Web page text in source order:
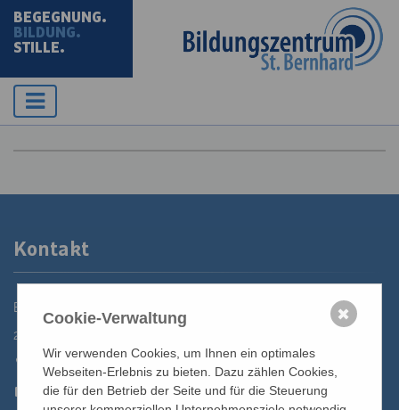
BEGEGNUNG.
BILDUNG.
STILLE.
Kontakt
Bildungszentrum St. Bernhard der Erzdiözese Wien
2700 Wiener Neustadt, Domplatz 1
02622 29131-5040
Cookie-Verwaltung
Wir verwenden Cookies, um Ihnen ein optimales
Webseiten-Erlebnis zu bieten. Dazu zählen Cookies,
die für den Betrieb der Seite und für die Steuerung
✖